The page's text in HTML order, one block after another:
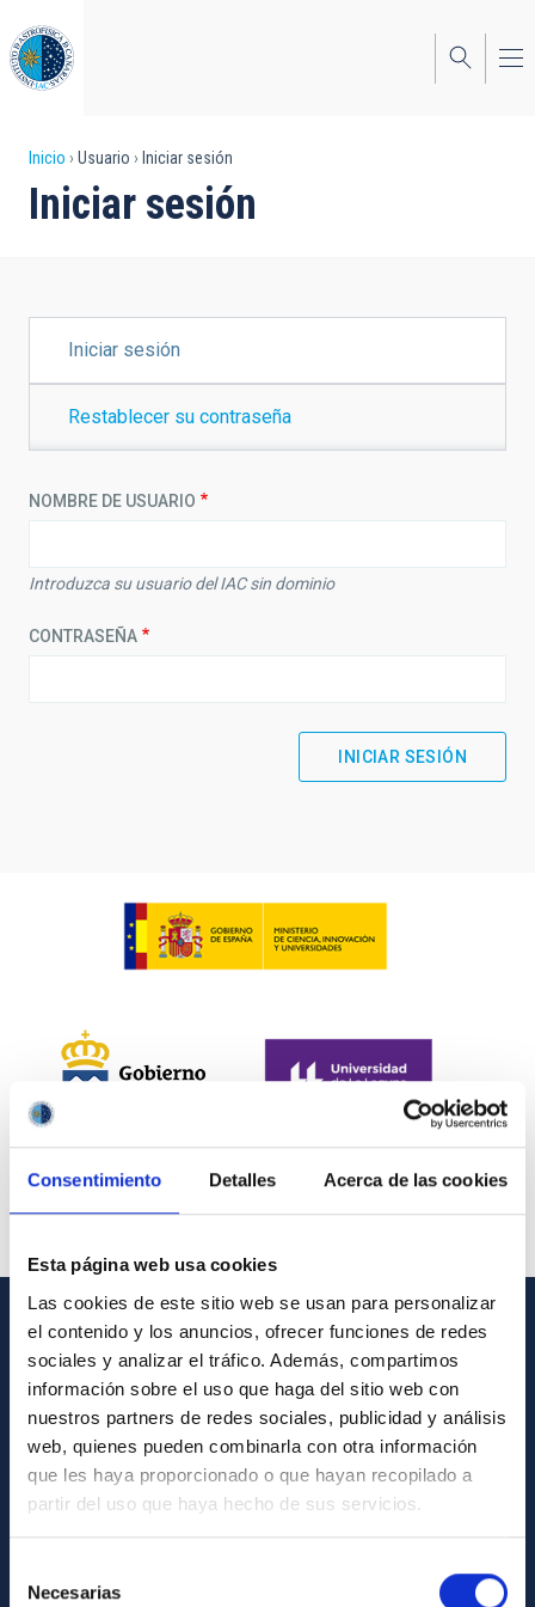
Consentimiento Detalles Acerca de las cookies
Esta página web usa cookies
Las cookies de este sitio web se usan para personalizar
el contenido y los anuncios, ofrecer funciones de redes
sociales y analizar el tráfico. Además, compartimos
información sobre el uso que haga del sitio web con
nuestros partners de redes sociales, publicidad y análisis
web, quienes pueden combinarla con otra información
que les haya proporcionado o que hayan recopilado a
partir del uso que haya hecho de sus servicios.
Necesarias
al
contenido
principal
Sobrescribir
enlaces
la
navegación
Inicio Usuario Iniciar sesión
Iniciar sesión
PRINCIPALES
Iniciar sesión
Restablecer su contraseña
NOMBRE DE USUARIO
Introduzca su usuario del IAC sin dominio
CONTRASEÑA
INFORMACIÓN GENERAL
Contacto
Cómo llegar al IAC
Directorio de personal
Biblioteca